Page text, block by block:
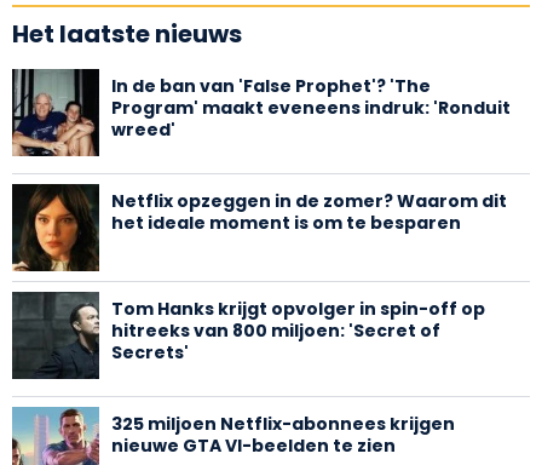
Het laatste nieuws
In de ban van 'False Prophet'? 'The
Program' maakt eveneens indruk: 'Ronduit
wreed'
Netflix opzeggen in de zomer? Waarom dit
het ideale moment is om te besparen
Tom Hanks krijgt opvolger in spin-off op
hitreeks van 800 miljoen: 'Secret of
Secrets'
325 miljoen Netflix-abonnees krijgen
nieuwe GTA VI-beelden te zien